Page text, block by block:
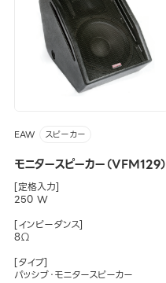
EAW スピーカー
モニタースピーカー（VFM129）
[定格入力]
250 W
[インピーダンス]
8Ω
[タイプ]
パッシブ・モニタースピーカー